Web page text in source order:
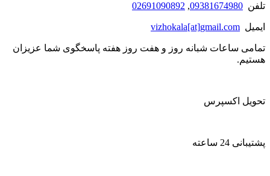
تلفن 09381674980
,
02691090892
ایمیل vizhokala[at]gmail.com
تمامی ساعات شبانه روز و هفت روز هفته پاسخگوی شما عزیزان
هستیم.
تحویل اکسپرس
پشتیبانی 24 ساعته